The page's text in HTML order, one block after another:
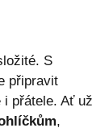
S
připravit
přátele. Ať už
,